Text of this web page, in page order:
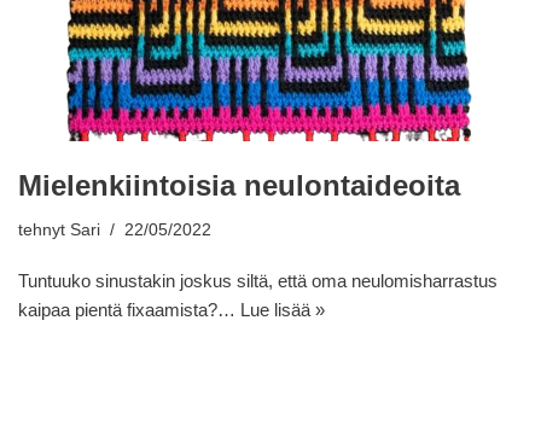
Mielenkiintoisia neulontaideoita
tehnyt Sari 22/05/2022
Tuntuuko sinustakin joskus siltä, että oma neulomisharrastus
kaipaa pientä fixaamista?… Lue lisää »